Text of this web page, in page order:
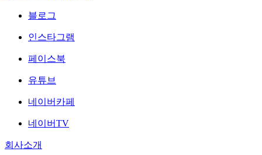
블로그
인스타그램
페이스북
유튜브
네이버카페
네이버TV
회사소개